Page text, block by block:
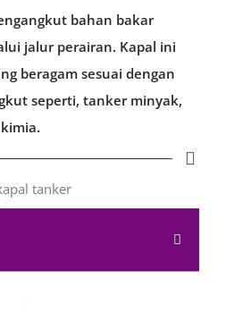
bahan bakar
jalur perairan. Kapal ini
beragam sesuai dengan
seperti, tanker minyak,